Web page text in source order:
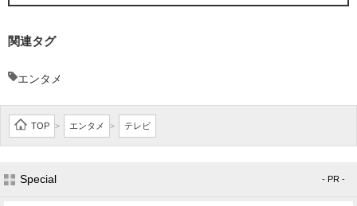
関連タグ
エンタメ
TOP > エンタメ > テレビ
Special - PR -